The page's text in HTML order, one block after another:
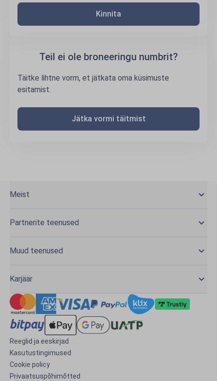
Kinnita
Teil ei ole broneeringu numbrit?
Täitke lihtne vorm, et jätkata oma küsimuste
esitamist.
Jätka vormi täitmist
Meist
Partnerite teenused
Muud teenused
Karjäär
Reeglid ja eeskirjad
Kasutustingimused
Cookie policy
Privaatsuspõhimõtted